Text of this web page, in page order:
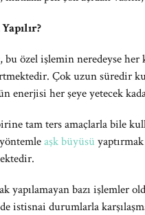
, bu özel işlemin neredeyse her
Çok uzun süredir
enerjisi her şeye yetecek
tam ters amaçlarla bile
aşk büyüsü
yapılamayan bazı işlemler
istisnai durumlarla